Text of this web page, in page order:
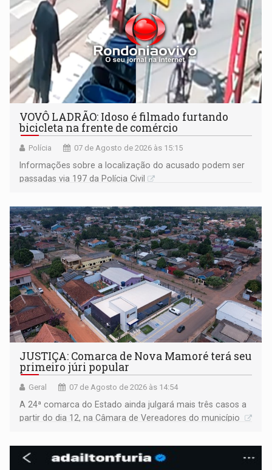
VOVÔ LADRÃO: Idoso é filmado furtando
bicicleta na frente de comércio
Polícia 07 de Agosto de 2026 às 15:15
Informações sobre a localização do acusado podem ser
passadas via 197 da Polícia Civil
JUSTIÇA: Comarca de Nova Mamoré terá seu
primeiro júri popular
Geral 07 de Agosto de 2026 às 14:54
A 24ª comarca do Estado ainda julgará mais três casos a
partir do dia 12, na Câmara de Vereadores do município